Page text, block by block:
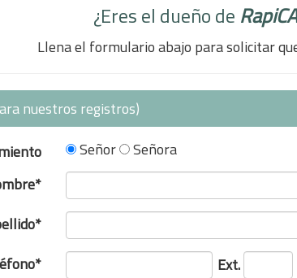
¿Eres el dueño de
Llena el formulario abajo para solicitar
nuestros registros)
Señor
Señora
Ext.